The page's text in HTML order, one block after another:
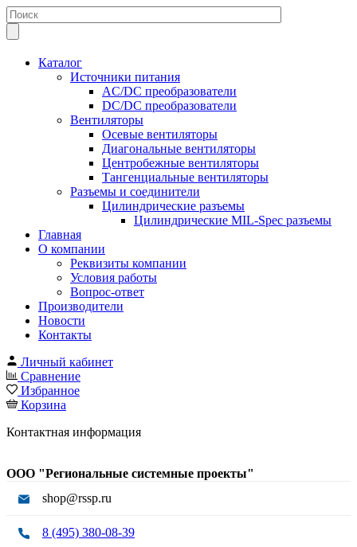
Каталог
Источники питания
AC/DC преобразователи
DC/DC преобразователи
Вентиляторы
Осевые вентиляторы
Диагональные вентиляторы
Центробежные вентиляторы
Тангенциальные вентиляторы
Разъемы и соединители
Цилиндрические разъемы
Цилиндрические MIL-Spec разъемы
Главная
О компании
Реквизиты компании
Условия работы
Вопрос-ответ
Производители
Новости
Контакты
Личный кабинет
Сравнение
Избранное
Корзина
Контактная информация
ООО "Региональные системные проекты"
shop@rssp.ru
8 (495) 380-08-39